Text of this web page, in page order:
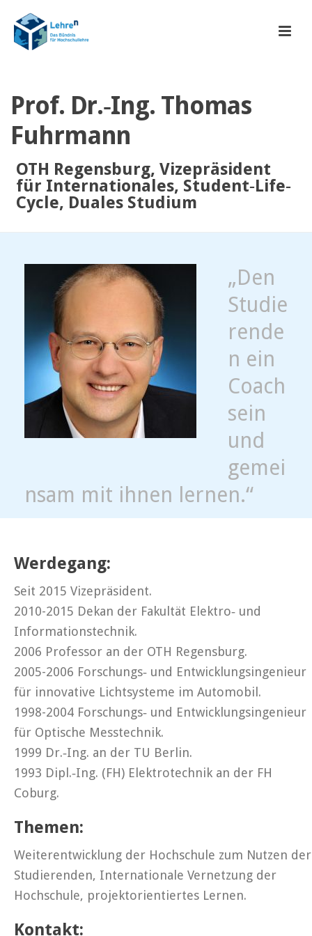
Prof. Dr.‐Ing. Thomas
Fuhrmann
OTH Regensburg, Vizepräsident
für Internationales, Student‐Life‐
Cycle, Duales Studium
„Den
Studie
rende
n ein
Coach
sein
und
gemei
nsam mit ihnen lernen.“
Werdegang:
Seit 2015 Vizepräsident.
2010-2015 Dekan der Fakultät Elektro‐ und
Informationstechnik.
2006 Professor an der OTH Regensburg.
2005-2006 Forschungs‐ und Entwicklungsingenieur
für innovative Lichtsysteme im Automobil.
1998-2004 Forschungs‐ und Entwicklungsingenieur
für Optische Messtechnik.
1999 Dr.‐Ing. an der TU Berlin.
1993 Dipl.‐Ing. (FH) Elektrotechnik an der FH
Coburg.
Themen:
Weiterentwicklung der Hochschule zum Nutzen der
Studierenden, Internationale Vernetzung der
Hochschule, projektorientiertes Lernen.
Kontakt: